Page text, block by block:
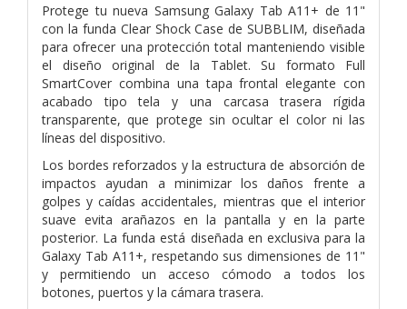
Protege tu nueva Samsung Galaxy Tab A11+ de 11"
con la funda Clear Shock Case de SUBBLIM, diseñada
paraofrecer una protección total manteniendo visible
el diseño original de la Tablet. Su formato Full
SmartCover combina una tapa frontal elegante con
acabado tipo tela y una carcasa trasera rígida
transparente, que protege sin ocultar el color ni las
líneas del dispositivo.
Los bordes reforzados y la estructura de absorción de
impactos ayudan a minimizar los daños frente a
golpes ycaídas accidentales, mientras que el interior
suave evita arañazos en la pantalla y en la parte
posterior. La fundaestá diseñada en exclusiva para la
Galaxy Tab A11+, respetando sus dimensiones de 11"
y permitiendo unacceso cómodo a todos los
botones, puertos y la cámara trasera.